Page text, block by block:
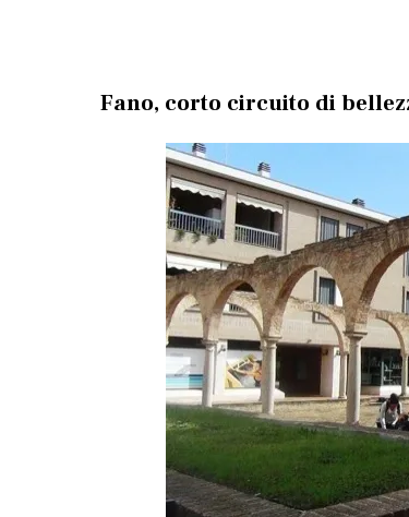
Fano, corto circuito di